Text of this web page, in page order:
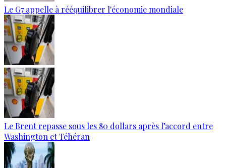
Le G7 appelle à rééquilibrer l'économie mondiale
Le Brent repasse sous les 80 dollars après l’accord entre
Washington et Téhéran